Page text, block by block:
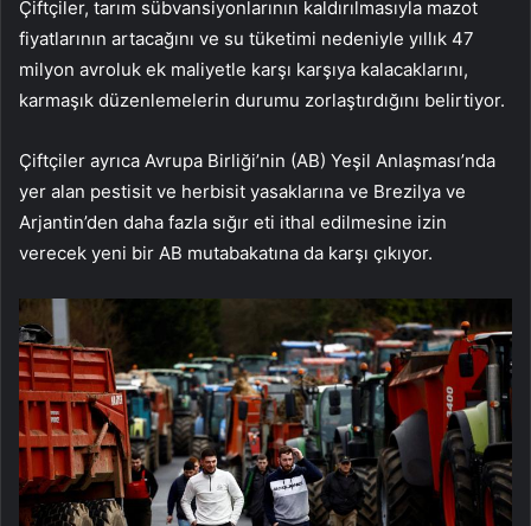
Çiftçiler, tarım sübvansiyonlarının kaldırılmasıyla mazot
fiyatlarının artacağını ve su tüketimi nedeniyle yıllık 47
milyon avroluk ek maliyetle karşı karşıya kalacaklarını,
karmaşık düzenlemelerin durumu zorlaştırdığını belirtiyor.
Çiftçiler ayrıca Avrupa Birliği’nin (AB) Yeşil Anlaşması’nda
yer alan pestisit ve herbisit yasaklarına ve Brezilya ve
Arjantin’den daha fazla sığır eti ithal edilmesine izin
verecek yeni bir AB mutabakatına da karşı çıkıyor.